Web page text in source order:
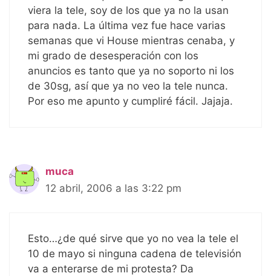
viera la tele, soy de los que ya no la usan
para nada. La última vez fue hace varias
semanas que vi House mientras cenaba, y
mi grado de desesperación con los
anuncios es tanto que ya no soporto ni los
de 30sg, así que ya no veo la tele nunca.
Por eso me apunto y cumpliré fácil. Jajaja.
muca
12 abril, 2006 a las 3:22 pm
Esto…¿de qué sirve que yo no vea la tele el
10 de mayo si ninguna cadena de televisión
va a enterarse de mi protesta? Da